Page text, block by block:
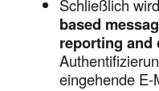
Schließlich wird
based
reporting and
eingehende E-